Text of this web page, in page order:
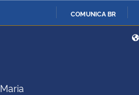
COMUNICA BR
Ministério da Defesa